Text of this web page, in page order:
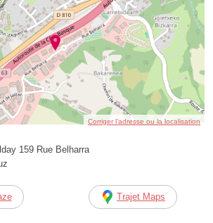
Corriger l’adresse ou la localisation
159 Rue Belharra
Trajet Maps